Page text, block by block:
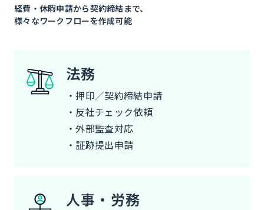
経費・休暇申請から契約締結まで、
様々なワークフローを作成可能
法務
・押印／契約締結申請
・反社チェック依頼
・外部監査対応
・証跡提出申請
人事・労務